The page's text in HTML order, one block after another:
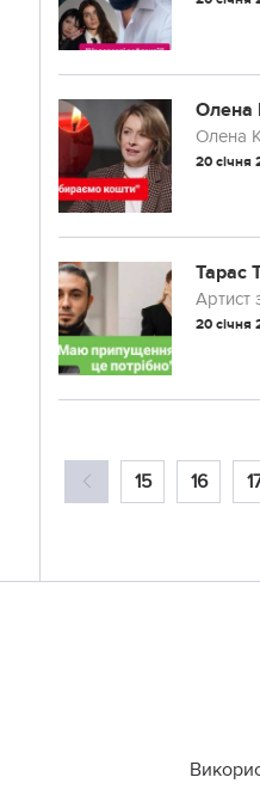
Олена
Олена
20 січня
Тарас
Артист
20 січня
15 16